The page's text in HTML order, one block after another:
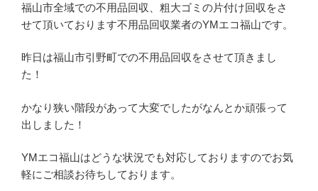
福山市全域での不用品回収、粗大ゴミの片付け回収をさ
せて頂いております不用品回収業者のYMエコ福山です。
昨日は福山市引野町での不用品回収をさせて頂きまし
た！
かなり狭い階段があって大変でしたがなんとか頑張って
出しました！
YMエコ福山はどうな状況でも対応しておりますのでお気
軽にご相談お待ちしております。